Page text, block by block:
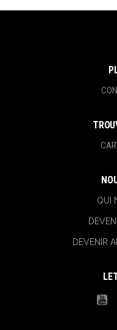
QUI
DEVENIR